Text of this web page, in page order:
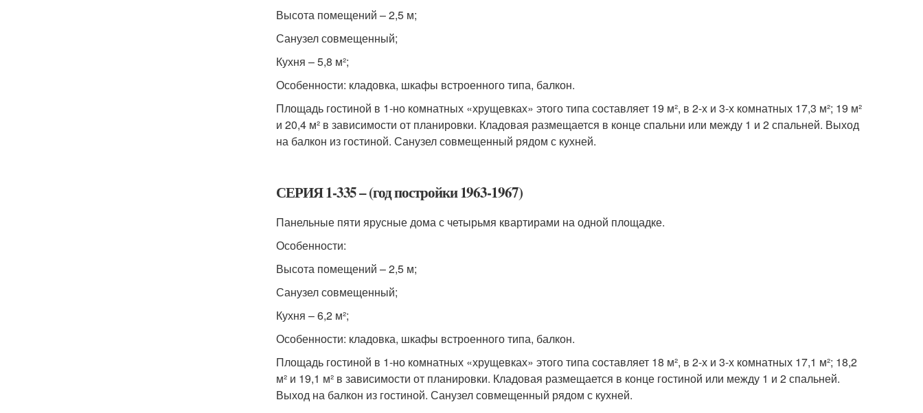
Высота помещений – 2,5 м;
Санузел совмещенный;
Кухня – 5,8 м²;
Особенности: кладовка, шкафы встроенного типа, балкон.
Площадь гостиной в 1-но комнатных «хрущевках» этого типа составляет 19 м², в 2-х и 3-х комнатных 17,3 м²; 19 м²
и 20,4 м² в зависимости от планировки. Кладовая размещается в конце спальни или между 1 и 2 спальней. Выход
на балкон из гостиной. Санузел совмещенный рядом с кухней.
СЕРИЯ 1-335 – (год постройки 1963-1967)
Панельные пяти ярусные дома с четырьмя квартирами на одной площадке.
Особенности:
Высота помещений – 2,5 м;
Санузел совмещенный;
Кухня – 6,2 м²;
Особенности: кладовка, шкафы встроенного типа, балкон.
Площадь гостиной в 1-но комнатных «хрущевках» этого типа составляет 18 м², в 2-х и 3-х комнатных 17,1 м²; 18,2
м² и 19,1 м² в зависимости от планировки. Кладовая размещается в конце гостиной или между 1 и 2 спальней.
Выход на балкон из гостиной. Санузел совмещенный рядом с кухней.